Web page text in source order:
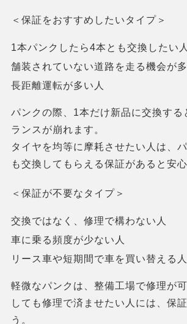
＜保証をおすすめしたいタイプ＞
1本パンクしたら4本とも交換したい人
舗装されていない道路を走る機会が多
長距離運転が多い人
パンクの際、1本だけ新品に交換する
ランスが崩れます。
タイヤを均等に摩耗させたい人は、
も交換してもらえる保証があると安心
＜保証が不要なタイプ＞
交換ではなく、修理で構わない人
車に乗る頻度が少ない人
リース車や短期間で車を買い替える人
軽微なパンクは、整備工場で修理が
しても修理で済ませたい人には、保
う。